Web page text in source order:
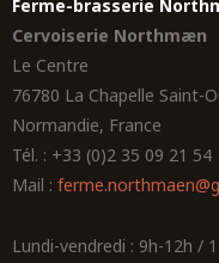
Ferme-brasserie
Cervoiserie Northmæn
Le Centre
76780 La Chapelle Saint-
Normandie, France
Tél. : +33 (0)2 35 09 21 54
Mail :
Lundi-vendredi : 9h-12h /